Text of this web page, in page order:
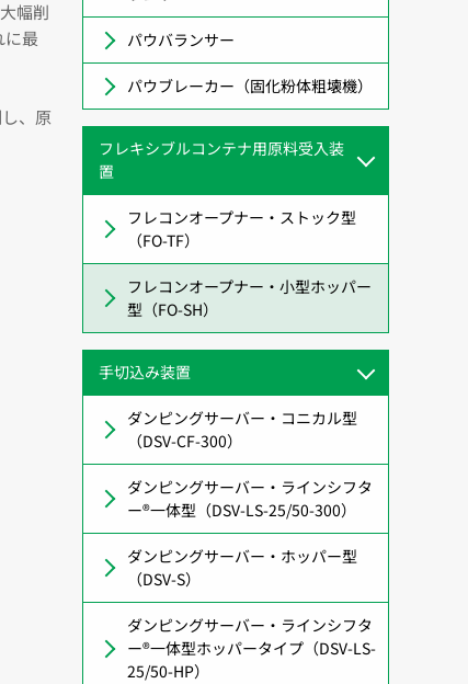
幅削
に最
、原
パウバランサー
パウブレーカー（固化粉体粗壊機）
フレキシブルコンテナ用原料受入装
置
フレコンオープナー・ストック型
（FO-TF）
フレコンオープナー・小型ホッパー
型（FO-SH）
手切込み装置
ダンピングサーバー・コニカル型
（DSV-CF-300）
ダンピングサーバー・ラインシフタ
ー®一体型（DSV-LS-25/50-300）
ダンピングサーバー・ホッパー型
（DSV-S）
ダンピングサーバー・ラインシフタ
ー®一体型ホッパータイプ（DSV-LS-
25/50-HP）